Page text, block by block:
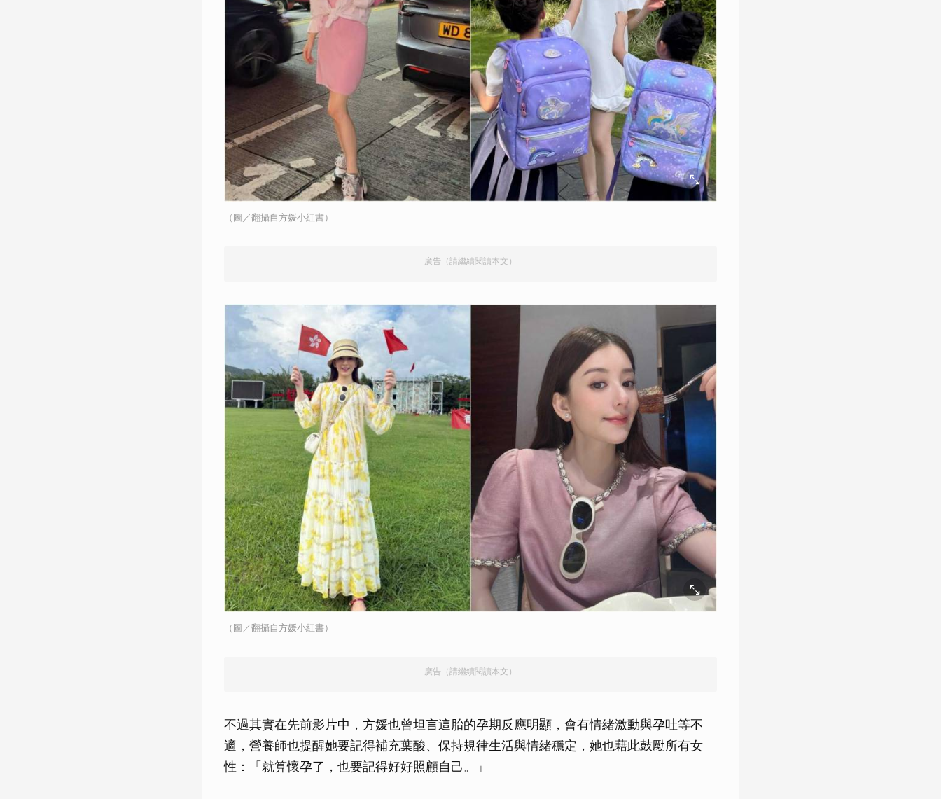
（圖／翻攝自方媛小紅書）
廣告（請繼續閱讀本文）
（圖／翻攝自方媛小紅書）
廣告（請繼續閱讀本文）
不過其實在先前影片中，方媛也曾坦言這胎的孕期反應明顯，會有情緒激動與孕吐等不
適，營養師也提醒她要記得補充葉酸、保持規律生活與情緒穩定，她也藉此鼓勵所有女
性：「就算懷孕了，也要記得好好照顧自己。」